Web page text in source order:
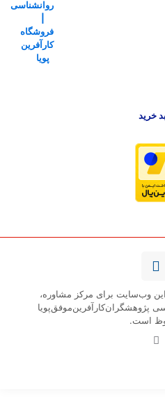
خرید
وب‌سایت برای مرکز مشاوره،
پژوهشگران‌کارآفرین‌موفق‌پویا
است.